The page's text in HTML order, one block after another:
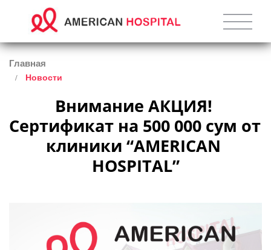
Главная
Новости
Внимание АКЦИЯ!
Сертификат на 500 000 сум от
клиники “AMERICAN
HOSPITAL”